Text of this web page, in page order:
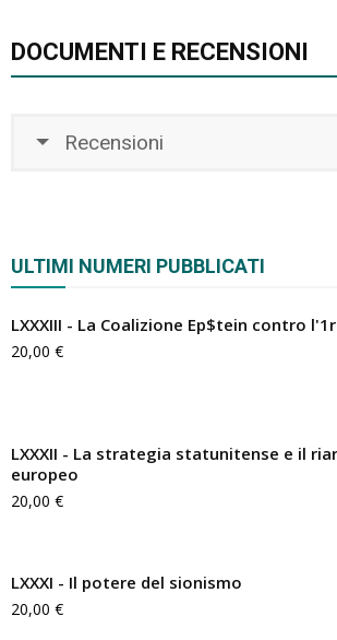
DOCUMENTI E RECENSIONI
Recensioni
ULTIMI NUMERI PUBBLICATI
LXXXIII - La Coalizione Ep$tein contro
20,00 €
LXXXII - La strategia statunitense e il
europeo
20,00 €
LXXXI - Il potere del sionismo
20,00 €